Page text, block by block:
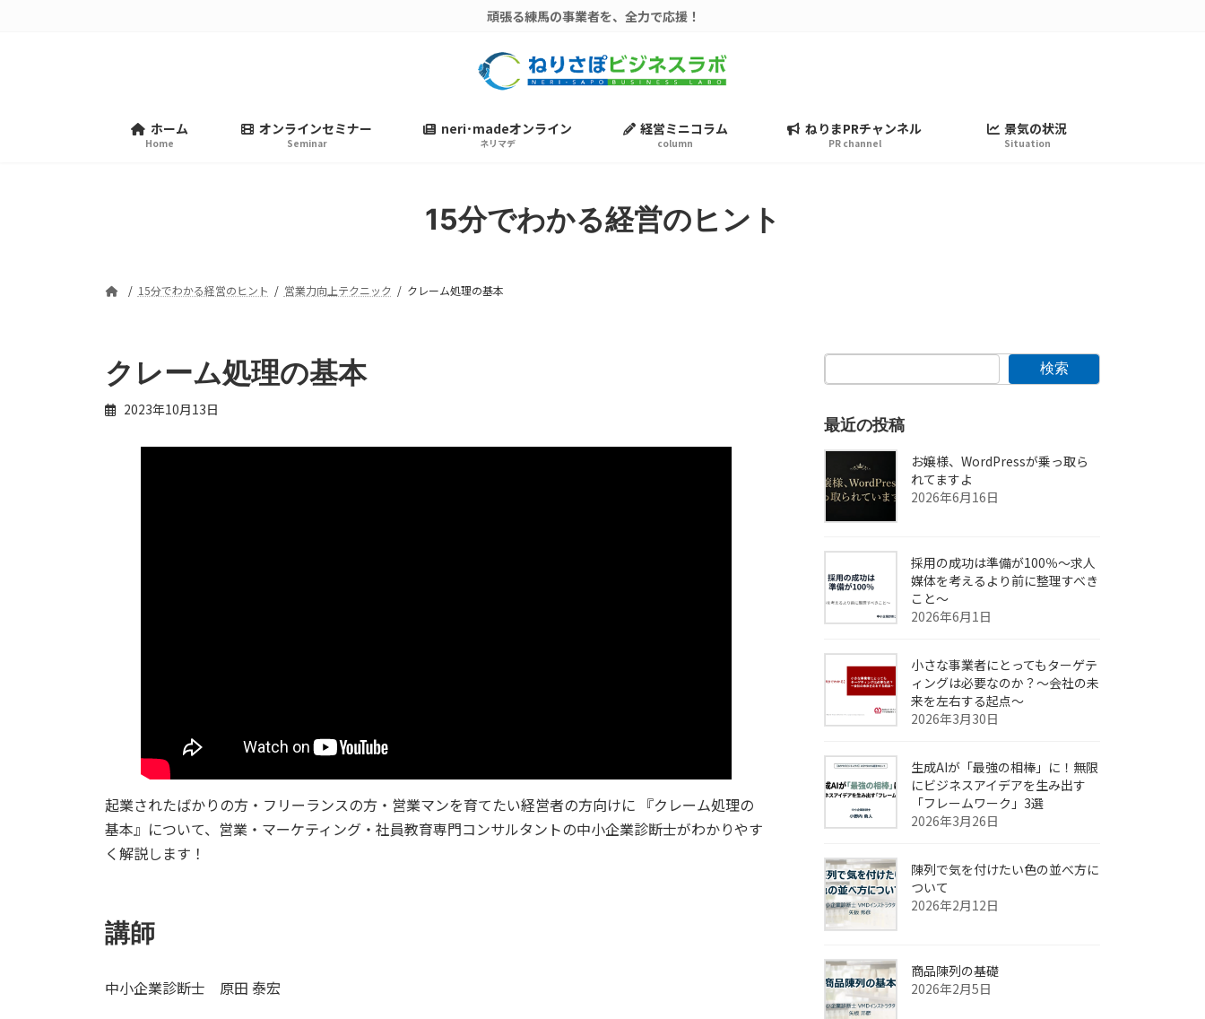
頑張る練馬の事業者を、全力で応援！
ホーム
Home
オンラインセミナー
Seminar
neri･madeオンライン
ネリマデ
経営ミニコラム
column
ねりまPRチャンネル
PR channel
景気の状況
Situation
15分でわかる経営のヒント
15分でわかる経営のヒント 営業力向上テクニック クレーム処理の基本
クレーム処理の基本
2023年10月13日
起業されたばかりの方・フリーランスの方・営業マンを育てたい経営者の方向けに 『クレーム処理の
基本』について、営業・マーケティング・社員教育専門コンサルタントの中小企業診断士がわかりやす
く解説します！
講師
中小企業診断士 原田 泰宏
検索
最近の投稿
お嬢様、WordPressが乗っ取ら
れてますよ
2026年6月16日
採用の成功は準備が100％～求人
媒体を考えるより前に整理すべき
こと～
2026年6月1日
小さな事業者にとってもターゲテ
ィングは必要なのか？～会社の未
来を左右する起点～
2026年3月30日
生成AIが「最強の相棒」に！無限
にビジネスアイデアを生み出す
「フレームワーク」3選
2026年3月26日
陳列で気を付けたい色の並べ方に
ついて
2026年2月12日
商品陳列の基礎
2026年2月5日